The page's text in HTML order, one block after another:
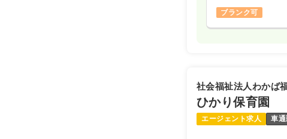
ブランク可
社会福祉法人わかば
ひかり保育園
エージェント求人 車